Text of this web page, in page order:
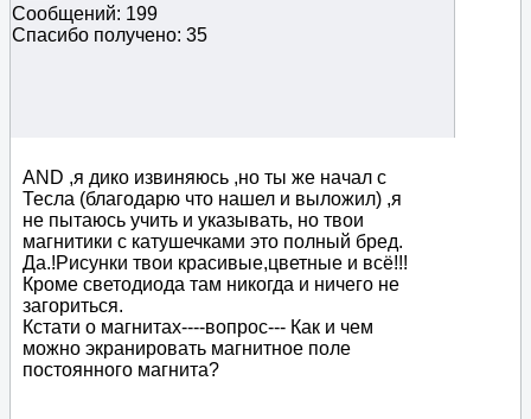
Сообщений: 199
Спасибо получено: 35
АND ,я дико извиняюсь ,но ты же начал с
Тесла (благодарю что нашел и выложил) ,я
не пытаюсь учить и указывать, но твои
магнитики с катушечками это полный бред.
Да.!Рисунки твои красивые,цветные и всё!!!
Кроме светодиода там никогда и ничего не
загориться.
Кстати о магнитах----вопрос--- Как и чем
можно экранировать магнитное поле
постоянного магнита?